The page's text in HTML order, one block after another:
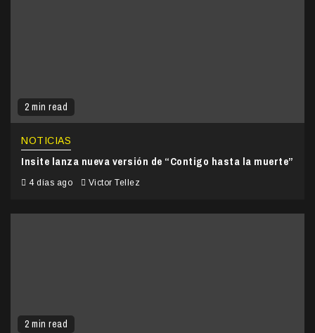
2 min read
NOTICIAS
Insite lanza nueva versión de “Contigo hasta la muerte”
4 días ago Victor Tellez
2 min read